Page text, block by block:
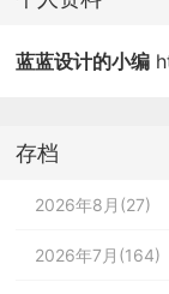
蓝蓝设计的小编
存档
2026年8月(27)
2026年7月(164)